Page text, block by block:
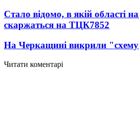
Стало відомо, в якій області
скаржаться на ТЦК7852
На Черкащині викрили
Читати коментарі